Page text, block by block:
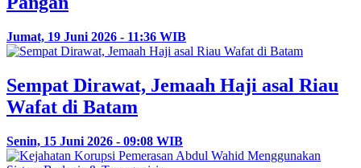
Jumat, 19 Juni 2026 - 11:36 WIB
Sempat Dirawat, Jemaah Haji asal Riau
Wafat di Batam
Senin, 15 Juni 2026 - 09:08 WIB